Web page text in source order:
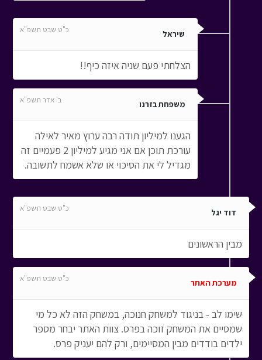
שיראל כ"ט שבט תשפ"א
הצלחתי פעם שניה איזה כיף!!
משפחת בזרנו ב' אדר תשפ"א
הגענו למיליון תודה רבה ערוץ מאיר לאילה
עורכת תוכן אם אני מגיע למיליון 2 פעמיים זה
מגדיל לי את הסיכוי או שלא אשמח לתשובה.
דוד יגל כ"ט שבט תשפ"א
מבין הראשונים
מערכת האתר כ"ט שבט תשפ"א
שימו לב - בניגוד למשחק חנוכה, במשחק הזה לא כל מי
שמסיים את המשחק זוכה בפרס. צוות האתר יבחר מספר
ילדים בודדים מבין המסיימים, ורק להם יעניק פרס.